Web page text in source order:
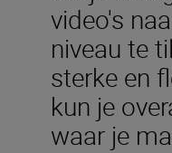
video's
niveau te
sterke en
kun je
waar je